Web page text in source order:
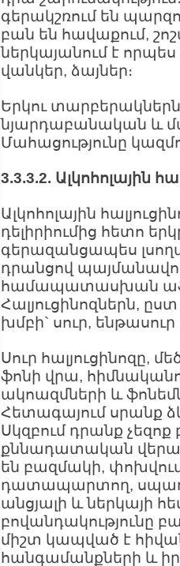
գերակշռում են
բան են հավաքում,
ներկայանում է
վանկեր, ձայներ։
Երկու
նյարդաբանական և
Մահացությունը
3.3.3.2. Ալկոհոլային
Ալկոհոլային
դելիրիումից հետո
գերազանցապես
դրանցով
համապատասխան
Հալյուցինոզներն,
խմբի` սուր,
Սուր հալյուցինոզը,
ֆոնի վրա,
ակոազմների և
Հետագայում սրանք
Սկզբում դրանք
քննադատական
են բազմակի, փոխվում
դատապարտող,
անցյալի և ներկայի
բովանդակությունը
միշտ կապված է
հանգամանքների և